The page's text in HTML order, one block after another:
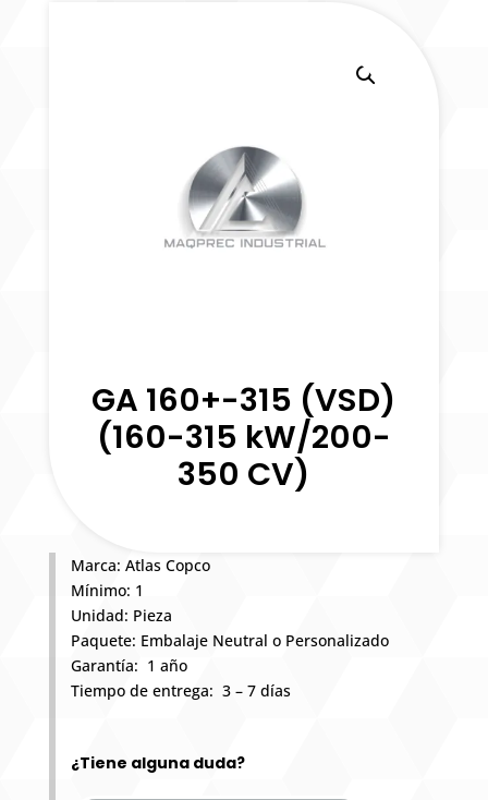
GA 160+-315 (VSD)
(160-315 kW/200-
350 CV)
Marca: Atlas Copco
Mínimo: 1
Unidad: Pieza
Paquete: Embalaje Neutral o Personalizado
Garantía: 1 año
Tiempo de entrega: 3 – 7 días
¿Tiene alguna duda?